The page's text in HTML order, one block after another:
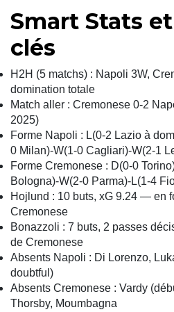
Smart Stats
clés
H2H (5 matchs) : Napoli 3W,
domination totale
Match aller : Cremonese 0-2
2025)
Forme Napoli : L(0-2 Lazio à
0 Milan)-W(1-0 Cagliari)-W(2-1
Forme Cremonese : D(0-0
Bologna)-W(2-0 Parma)-L(1-4
Hojlund : 10 buts, xG 9.24 — en
Cremonese
Bonazzoli : 7 buts, 2 passes
de Cremonese
Absents Napoli : Di Lorenzo,
doubtful)
Absents Cremonese : Vardy
Thorsby, Moumbagna